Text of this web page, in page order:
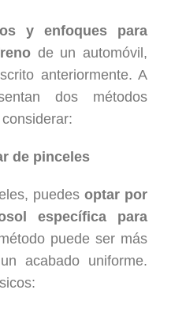
y enfoques para
de un automóvil,
anteriormente. A
dos métodos
de pinceles
puedes optar por
específica para
puede ser más
acabado uniforme.